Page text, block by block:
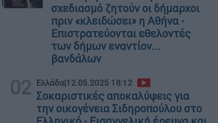
σχεδιασμό ζητούν οι δήμαρχοι
πριν «κλειδώσει» η Αθήνα -
Επιστρατεύονται εθελοντές
των δήμων εναντίον...
βανδάλων
02 Ελλάδα|12.05.2025 18:12
Σοκαριστικές αποκαλύψεις για
την οικογένεια Σιδηροπούλου στο